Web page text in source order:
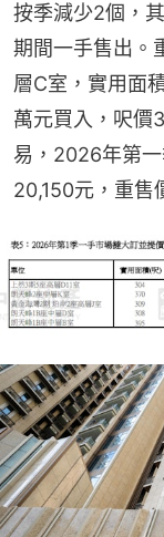
按季減少2個，
期間一手售出。
層C室，實用面
萬元買入，呎價
易，2026年第
20,150元，重售